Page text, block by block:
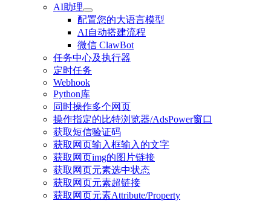
AI助理
配置您的大语言模型
AI自动搭建流程
微信 ClawBot
任务中心及执行器
定时任务
Webhook
Python库
同时操作多个网页
操作指定的比特浏览器/AdsPower窗口
获取短信验证码
获取网页输入框输入的文字
获取网页img的图片链接
获取网页元素选中状态
获取网页元素超链接
获取网页元素Attribute/Property